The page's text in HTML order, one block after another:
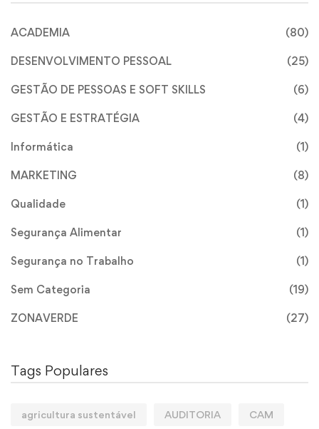
ACADEMIA (80)
DESENVOLVIMENTO PESSOAL (25)
GESTÃO DE PESSOAS E SOFT SKILLS (6)
GESTÃO E ESTRATÉGIA (4)
Informática (1)
MARKETING (8)
Qualidade (1)
Segurança Alimentar (1)
Segurança no Trabalho (1)
Sem Categoria (19)
ZONAVERDE (27)
Tags Populares
agricultura sustentável AUDITORIA CAM